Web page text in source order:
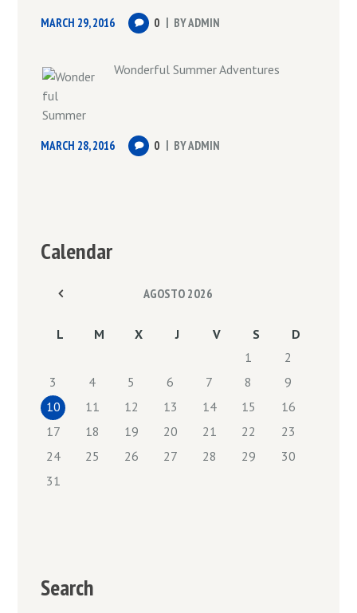
MARCH 29, 2016 0 BYADMIN
Wonderful Summer Adventures
MARCH 28, 2016 0 BYADMIN
Calendar
AGOSTO 2026
L M X J V S
D
1
2
3
4 5 6 7 8
9
10
11 12 13 14 15
16
17
18 19 20 21 22
23
24
25 26 27 28 29
30
31
Search